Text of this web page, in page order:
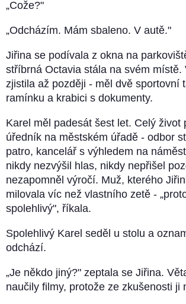
„Cože?"
„Odcházím. Mám sbaleno. V autě."
Jiřina se podívala z okna na
stříbrná Octavia stála na svém místě.
zjistila až později - měl dvě sportovní
ramínku a krabici s dokumenty.
Karel měl padesát šest let. Celý život
úředník na městském úřadě - odbor
patro, kancelář s výhledem na
nikdy nezvýšil hlas, nikdy nepřišel
nezapomněl výročí. Muž, kterého
milovala víc než vlastního zetě -
spolehlivý", říkala.
Spolehlivý Karel seděl u stolu a
odchází.
„Je někdo jiný?" zeptala se Jiřina.
naučily filmy, protože ze zkušenosti ji